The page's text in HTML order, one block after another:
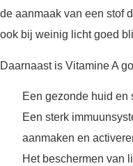
de aanmaak van een stof
ook bij weinig licht goed
Daarnaast is Vitamine A
Een gezonde huid en
Een sterk
aanmaken en
Het beschermen van